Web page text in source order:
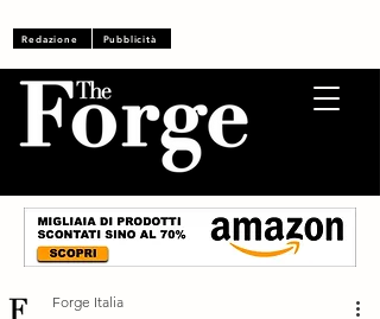
Redazione Pubblicità
Forge Italia